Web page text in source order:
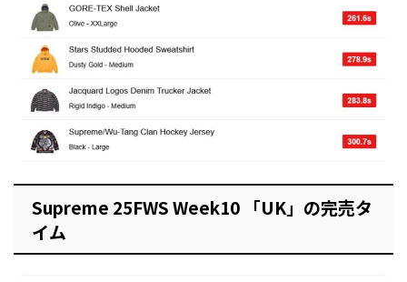
Supreme 25FWS Week10 「UK」の完売タ
イム